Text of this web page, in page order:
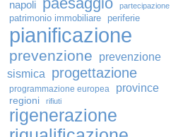
napoli partecipazione
patrimonio immobiliare periferie
pianificazione
prevenzione
prevenzione
sismica
progettazione
programmazione europea province
regioni rifiuti
rigenerazione